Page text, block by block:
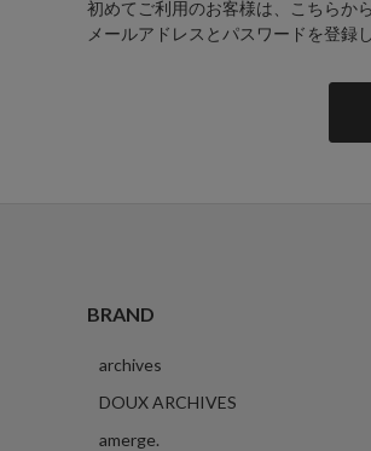
初めてご利用のお客様は、こちらか
メールアドレスとパスワードを登録
BRAND
archives
DOUX ARCHIVES
amerge.